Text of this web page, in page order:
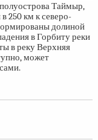
Таймыр,
250 км к северо-
долиной
в Горбиту реки
в реку Верхняя
может